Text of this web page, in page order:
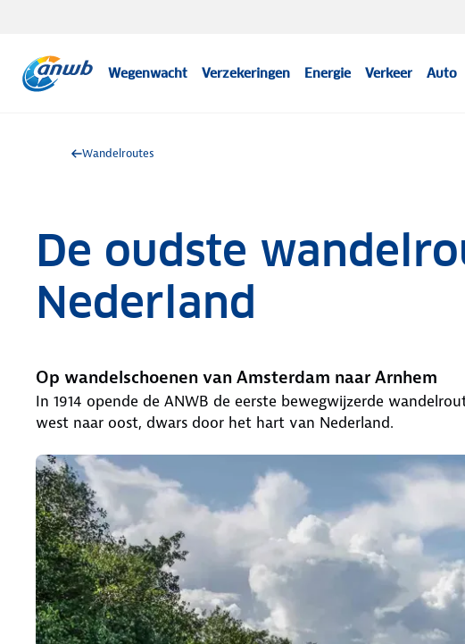
Wegenwacht Verzekeringen Energie Verkeer Auto
Wandelroutes
De oudste
Nederland
Op wandelschoenen van Amsterdam naar Arnhem
In 1914 opende de ANWB de eerste bewegwijzerde
west naar oost, dwars door het hart van Nederland.